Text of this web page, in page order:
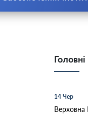
14 Чер
Верховна